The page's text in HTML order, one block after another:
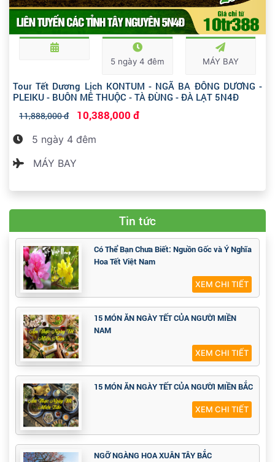
5 ngày 4 đêm MÁY BAY
Tour Tết Dương Lịch KONTUM - NGÃ BA ĐÔNG DƯƠNG -
PLEIKU - BUÔN MÊ THUỘC - TÀ ĐÙNG - ĐÀ LẠT 5N4Đ
11,888,000 đ 10,388,000 đ
5 ngày 4 đêm
MÁY BAY
Tin tức
Có Thể Bạn Chưa Biết: Nguồn Gốc và Ý Nghĩa
Hoa Tết Việt Nam
XEM CHI TIẾT
15 MÓN ĂN NGÀY TẾT CỦA NGƯỜI MIỀN
NAM
XEM CHI TIẾT
15 MÓN ĂN NGÀY TẾT CỦA NGƯỜI MIỀN BẮC
XEM CHI TIẾT
NGỠ NGÀNG HOA XUÂN TÂY BẮC